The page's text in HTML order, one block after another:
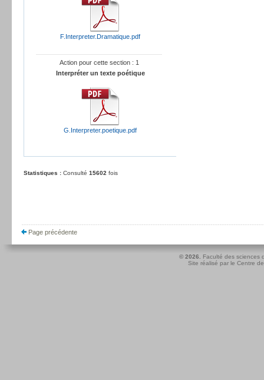
F.Interpreter.Dramatique.pdf
Action pour cette section : 1
Interpréter un texte poétique
G.Interpreter.poetique.pdf
Statistiques : Consulté 15602 fois
Page précédente
© 2026.
Faculté des sciences
Site réalisé par le Centre